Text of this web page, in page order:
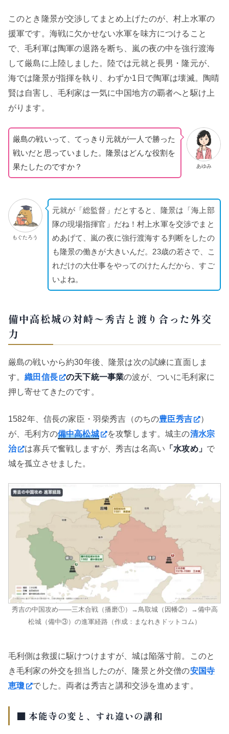
このとき隆景が交渉してまとめ上げたのが、村上水軍の
援軍です。海戦に欠かせない水軍を味方につけること
で、毛利軍は陶軍の退路を断ち、嵐の夜の中を強行渡海
して厳島に上陸しました。陸では元就と長男・隆元が、
海では隆景が指揮を執り、わずか1日で陶軍は壊滅。陶晴
賢は自害し、毛利家は一気に中国地方の覇者へと駆け上
がります。
あゆみ
厳島の戦いって、てっきり元就が一人で勝った
戦いだと思っていました。隆景はどんな役割を
果たしたのですか？
もぐたろう
元就が「総監督」だとすると、隆景は「海上部
隊の現場指揮官」だね！村上水軍を交渉でまと
めあげて、嵐の夜に強行渡海する判断をしたの
も隆景の働きが大きいんだ。23歳の若さで、こ
れだけの大仕事をやってのけたんだから、すご
いよね。
備中高松城の対峙〜秀吉と渡り合った外交
力
厳島の戦いから約30年後、隆景は次の試練に直面しま
す。織田信長 の天下統一事業の波が、ついに毛利家に
押し寄せてきたのです。
1582年、信長の家臣・羽柴秀吉（のちの豊臣秀吉
）
が、毛利方の備中高松城 を攻撃します。城主の清水宗
治
は寡兵で奮戦しますが、秀吉は名高い 「水攻め」 で
城を孤立させました。
秀吉の中国攻め——三木合戦（播磨①）→鳥取城（因幡②）→備中高
松城（備中③）の進軍経路（作成：まなれきドットコム）
毛利側は救援に駆けつけますが、城は陥落寸前。このと
き毛利家の外交を担当したのが、隆景と外交僧の安国寺
恵瓊
でした。両者は秀吉と講和交渉を進めます。
■ 本能寺の変と、すれ違いの講和